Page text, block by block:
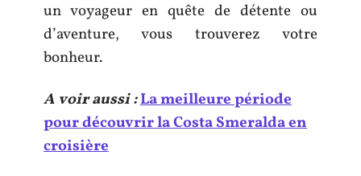
un voyageur en quête de détente ou
d’aventure, vous trouverez votre
bonheur.
A voir aussi :La meilleure période
pour découvrir la Costa Smeralda en
croisière